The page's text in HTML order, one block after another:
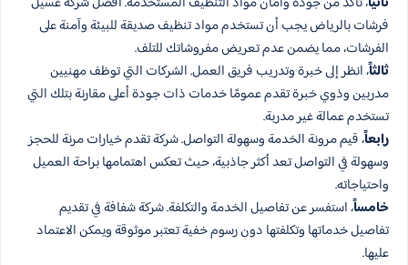
فرشات بالرياض يجب أن تستخدم مواد تنظيف صديقة للبيئة وآمنة على
الفرشات، مما يضمن عدم تعريض مفروشاتك للتلف.
ثالثاً، انظر إلى خبرة وتدريب فريق العمل. الشركات التي توظف مهنيين
مدربين وذوي خبرة تقدم عمومًا خدمات ذات جودة أعلى مقارنة بتلك التي
تستخدم عمالة غير مدربة.
رابعاً، قيم مرونة الخدمة وسهولة التواصل. شركة تقدم خيارات مرنة للحجز
وسهولة في التواصل تعد أكثر جاذبية، حيث تعكس اهتمامها براحة العميل
واحتياجاته.
خامساً، استفسر عن تفاصيل الخدمة والتكلفة. شركة شفافة في تقديم
تفاصيل خدماتها وتكلفتها دون رسوم خفية تعتبر موثوقة ويمكن الاعتماد
عليها.